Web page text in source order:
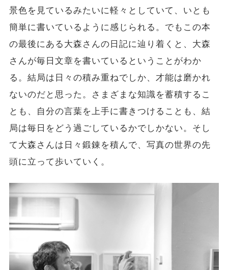
景色を見ているみたいに軽々としていて、いとも
簡単に書いているように感じられる。でもこの本
の最後にある大森さんの日記に辿り着くと、大森
さんが毎日文章を書いているということがわか
る。結局は日々の積み重ねでしか、才能は磨かれ
ないのだと思った。さまざまな知識を蓄積するこ
とも、自分の言葉を上手に書きつけることも、結
局は毎日をどう過ごしているかでしかない。そし
て大森さんは日々鍛錬を積んで、写真の世界の先
頭に立って歩いていく。